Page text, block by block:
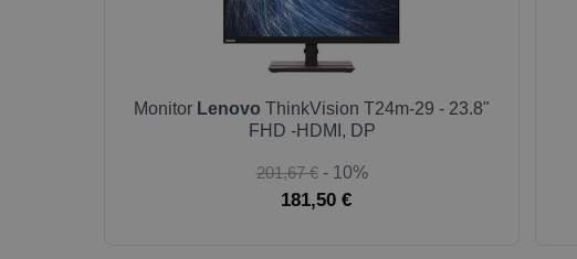
Monitor Lenovo ThinkVision T24m-29 - 23.8"
FHD -HDMI, DP
201,67 € - 10%
181,50 €